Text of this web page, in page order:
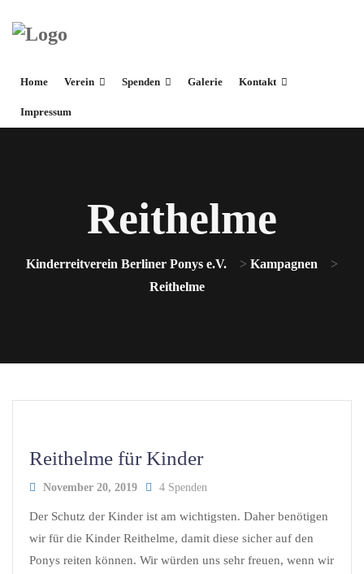
Home Verein Spenden Galerie Kontakt
Impressum
Reithelme
Kinderreitverein Berliner Ponys e.V. > Kampagnen
>
Reithelme
Reithelme für Kinder
November 20, 2019 4 Spenden
Der Schutz der Kinder ist am wichtigsten. Daher benötigen
wir für die Kinder Reithelme, damit diese sicher auf den
Ponys reiten können. Wir würden uns sehr freuen, wenn wir